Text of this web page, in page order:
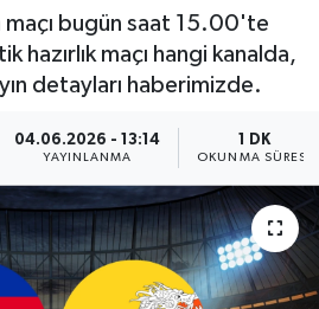
maçı bugün saat 15.00'te
hazırlık maçı hangi kanalda,
detayları haberimizde.
04.06.2026 - 13:14
YAYINLANMA
1 DK
OKUNMA SÜRESI